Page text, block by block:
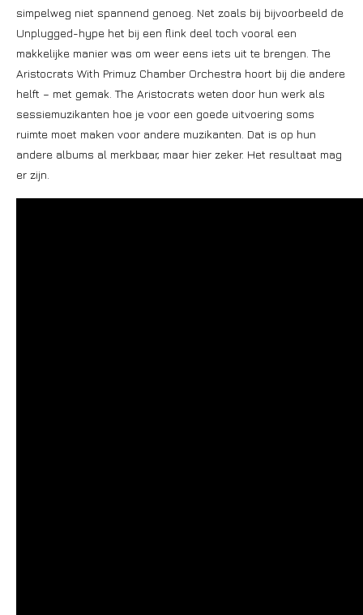
simpelweg niet spannend genoeg. Net zoals bij bijvoorbeeld de
Unplugged-hype het bij een flink deel toch vooral een
makkelijke manier was om weer eens iets uit te brengen. The
Aristocrats With Primuz Chamber Orchestra hoort bij die andere
helft – met gemak. The Aristocrats weten door hun werk als
sessiemuzikanten hoe je voor een goede uitvoering soms
ruimte moet maken voor andere muzikanten. Dat is op hun
andere albums al merkbaar, maar hier zeker. Het resultaat mag
er zijn.